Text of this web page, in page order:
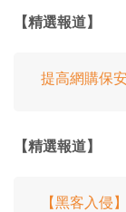
【精選報道】
提高網購保
【精選報道】
【黑客入侵